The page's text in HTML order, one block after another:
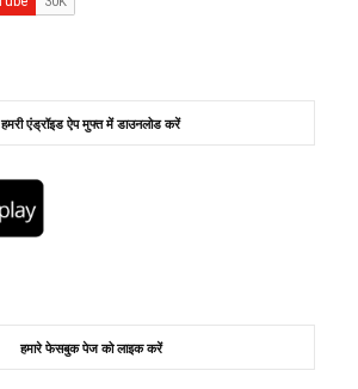
हमरी एंड्रॉइड ऐप मुफ्त में डाउनलोड करें
हमारे फेसबुक पेज को लाइक करें